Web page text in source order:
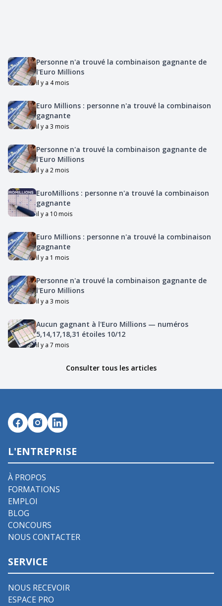
Personne n'a trouvé la combinaison gagnante de
l'Euro Millions
il y a 4 mois
Euro Millions : personne n'a trouvé la combinaison
gagnante
il y a 3 mois
Personne n'a trouvé la combinaison gagnante de
l'Euro Millions
il y a 2 mois
EuroMillions : personne n'a trouvé la combinaison
gagnante
il y a 10 mois
Euro Millions : personne n'a trouvé la combinaison
gagnante
il y a 1 mois
Personne n'a trouvé la combinaison gagnante de
l'Euro Millions
il y a 3 mois
Aucun gagnant à l'Euro Millions — numéros
5,14,17,18,31 étoiles 10/12
il y a 7 mois
Consulter tous les articles
L'ENTREPRISE
À PROPOS
FORMATIONS
EMPLOI
BLOG
CONCOURS
NOUS CONTACTER
SERVICE
NOUS RECEVOIR
ESPACE PRO